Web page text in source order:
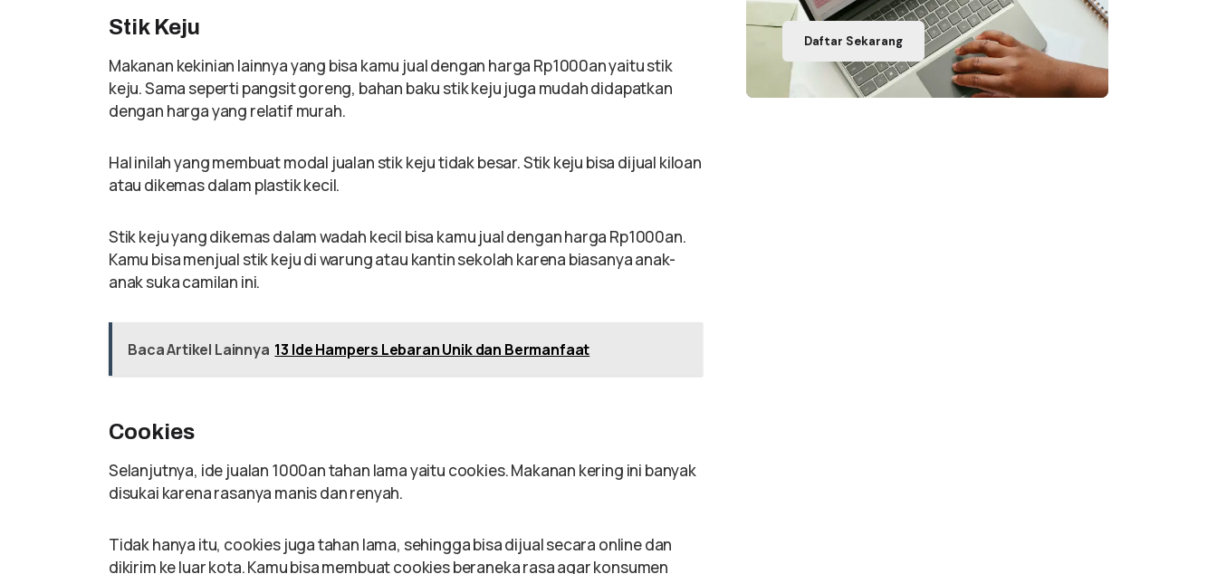
Stik Keju
Makanan kekinian lainnya yang bisa kamu jual dengan harga Rp1000an yaitu stik
keju. Sama seperti pangsit goreng, bahan baku stik keju juga mudah didapatkan
dengan harga yang relatif murah.
Hal inilah yang membuat modal jualan stik keju tidak besar. Stik keju bisa dijual kiloan
atau dikemas dalam plastik kecil.
Stik keju yang dikemas dalam wadah kecil bisa kamu jual dengan harga Rp1000an.
Kamu bisa menjual stik keju di warung atau kantin sekolah karena biasanya anak-
anak suka camilan ini.
Baca Artikel Lainnya 13 Ide Hampers Lebaran Unik dan Bermanfaat
Cookies
Selanjutnya, ide jualan 1000an tahan lama yaitu cookies. Makanan kering ini banyak
disukai karena rasanya manis dan renyah.
Tidak hanya itu, cookies juga tahan lama, sehingga bisa dijual secara online dan
dikirim ke luar kota. Kamu bisa membuat cookies beraneka rasa agar konsumen
Daftar Sekarang